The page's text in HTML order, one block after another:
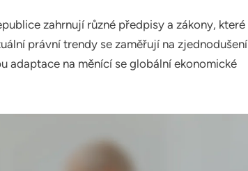
zahrnují různé předpisy a zákony, které
právní trendy se zaměřují na zjednodušení
adaptace na měnící se globální ekonomické